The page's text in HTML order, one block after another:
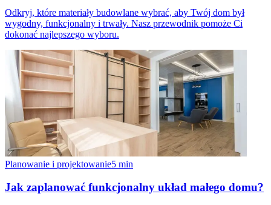
Odkryj, które materiały budowlane wybrać, aby Twój dom był
wygodny, funkcjonalny i trwały. Nasz przewodnik pomoże Ci
dokonać najlepszego wyboru.
Planowanie i projektowanie5 min
Jak zaplanować funkcjonalny układ małego domu?